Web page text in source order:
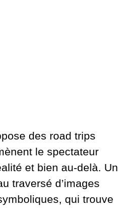
des road trips
le spectateur
et bien au-delà. Un
traversé d’images
qui trouve